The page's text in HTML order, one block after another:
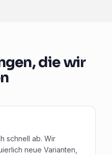
die wir
schnell ab. Wir
neue Varianten,